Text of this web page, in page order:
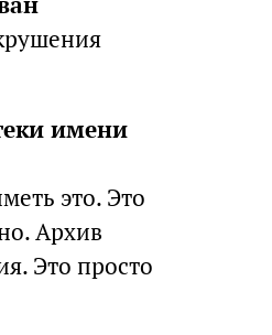
имени
это. Это
Архив
Это просто